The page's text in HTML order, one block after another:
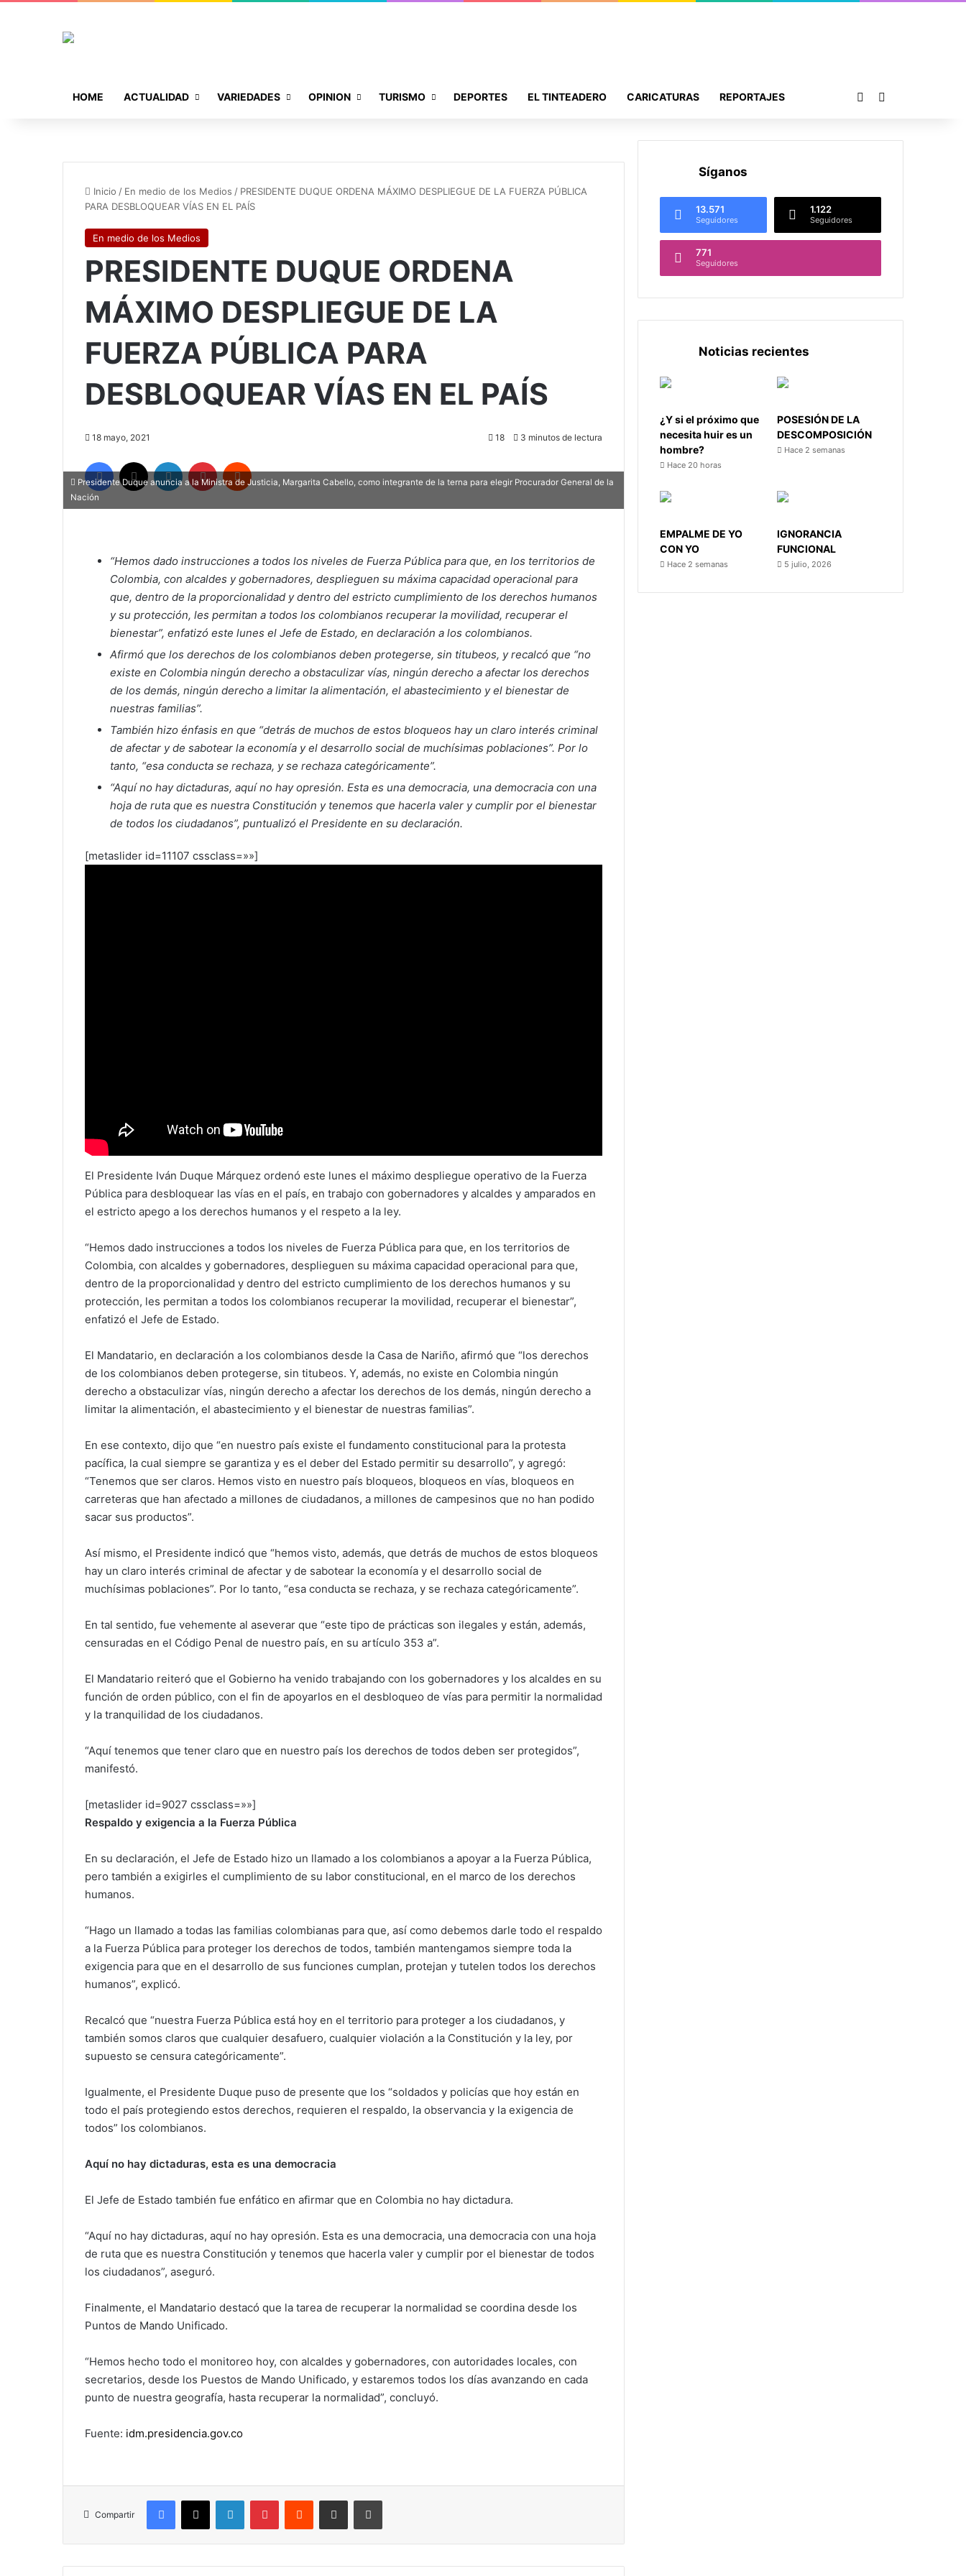
HOME ACTUALIDAD VARIEDADES OPINION TURISMO DEPORTES EL TINTEADERO CARICATURAS REPORTAJES Publicación al azar
Inicio / En medio de los Medios / PRESIDENTE DUQUE ORDENA MÁXIMO DESPLIEGUE DE LA FUERZA PÚBLICA
PARA DESBLOQUEAR VÍAS EN EL PAÍS
En medio de los Medios
PRESIDENTE DUQUE ORDENA
MÁXIMO DESPLIEGUE DE LA
FUERZA PÚBLICA PARA
DESBLOQUEAR VÍAS EN EL PAÍS
18 mayo, 2021 18 3 minutos de lectura
Facebook LinkedIn Pinterest
Presidente Duque anuncia a la Ministra de Justicia, Margarita Cabello, como integrante de la terna para elegir Procurador General de la
Nación
“Hemos dado instrucciones a todos los niveles de Fuerza Pública para que, en los territorios de
Colombia, con alcaldes y gobernadores, desplieguen su máxima capacidad operacional para
que, dentro de la proporcionalidad y dentro del estricto cumplimiento de los derechos humanos
y su protección, les permitan a todos los colombianos recuperar la movilidad, recuperar el
bienestar”, enfatizó este lunes el Jefe de Estado, en declaración a los colombianos.
Afirmó que los derechos de los colombianos deben protegerse, sin titubeos, y recalcó que “no
existe en Colombia ningún derecho a obstaculizar vías, ningún derecho a afectar los derechos
de los demás, ningún derecho a limitar la alimentación, el abastecimiento y el bienestar de
nuestras familias”.
También hizo énfasis en que “detrás de muchos de estos bloqueos hay un claro interés criminal
de afectar y de sabotear la economía y el desarrollo social de muchísimas poblaciones”. Por lo
tanto, “esa conducta se rechaza, y se rechaza categóricamente”.
“Aquí no hay dictaduras, aquí no hay opresión. Esta es una democracia, una democracia con una
hoja de ruta que es nuestra Constitución y tenemos que hacerla valer y cumplir por el bienestar
de todos los ciudadanos”, puntualizó el Presidente en su declaración.
[metaslider id=11107 cssclass=»»]
El Presidente Iván Duque Márquez ordenó este lunes el máximo despliegue operativo de la Fuerza
Pública para desbloquear las vías en el país, en trabajo con gobernadores y alcaldes y amparados en
el estricto apego a los derechos humanos y el respeto a la ley.
“Hemos dado instrucciones a todos los niveles de Fuerza Pública para que, en los territorios de
Colombia, con alcaldes y gobernadores, desplieguen su máxima capacidad operacional para que,
dentro de la proporcionalidad y dentro del estricto cumplimiento de los derechos humanos y su
protección, les permitan a todos los colombianos recuperar la movilidad, recuperar el bienestar”,
enfatizó el Jefe de Estado.
El Mandatario, en declaración a los colombianos desde la Casa de Nariño, afirmó que “los derechos
de los colombianos deben protegerse, sin titubeos. Y, además, no existe en Colombia ningún
derecho a obstaculizar vías, ningún derecho a afectar los derechos de los demás, ningún derecho a
limitar la alimentación, el abastecimiento y el bienestar de nuestras familias”.
En ese contexto, dijo que “en nuestro país existe el fundamento constitucional para la protesta
pacífica, la cual siempre se garantiza y es el deber del Estado permitir su desarrollo”, y agregó:
“Tenemos que ser claros. Hemos visto en nuestro país bloqueos, bloqueos en vías, bloqueos en
carreteras que han afectado a millones de ciudadanos, a millones de campesinos que no han podido
sacar sus productos”.
Así mismo, el Presidente indicó que “hemos visto, además, que detrás de muchos de estos bloqueos
hay un claro interés criminal de afectar y de sabotear la economía y el desarrollo social de
muchísimas poblaciones”. Por lo tanto, “esa conducta se rechaza, y se rechaza categóricamente”.
En tal sentido, fue vehemente al aseverar que “este tipo de prácticas son ilegales y están, además,
censuradas en el Código Penal de nuestro país, en su artículo 353 a”.
El Mandatario reiteró que el Gobierno ha venido trabajando con los gobernadores y los alcaldes en su
función de orden público, con el fin de apoyarlos en el desbloqueo de vías para permitir la normalidad
y la tranquilidad de los ciudadanos.
“Aquí tenemos que tener claro que en nuestro país los derechos de todos deben ser protegidos”,
manifestó.
[metaslider id=9027 cssclass=»»]
Respaldo y exigencia a la Fuerza Pública
En su declaración, el Jefe de Estado hizo un llamado a los colombianos a apoyar a la Fuerza Pública,
pero también a exigirles el cumplimiento de su labor constitucional, en el marco de los derechos
humanos.
“Hago un llamado a todas las familias colombianas para que, así como debemos darle todo el respaldo
a la Fuerza Pública para proteger los derechos de todos, también mantengamos siempre toda la
exigencia para que en el desarrollo de sus funciones cumplan, protejan y tutelen todos los derechos
humanos”, explicó.
Recalcó que “nuestra Fuerza Pública está hoy en el territorio para proteger a los ciudadanos, y
también somos claros que cualquier desafuero, cualquier violación a la Constitución y la ley, por
supuesto se censura categóricamente”.
Igualmente, el Presidente Duque puso de presente que los “soldados y policías que hoy están en
todo el país protegiendo estos derechos, requieren el respaldo, la observancia y la exigencia de
todos” los colombianos.
Aquí no hay dictaduras, esta es una democracia
El Jefe de Estado también fue enfático en afirmar que en Colombia no hay dictadura.
“Aquí no hay dictaduras, aquí no hay opresión. Esta es una democracia, una democracia con una hoja
de ruta que es nuestra Constitución y tenemos que hacerla valer y cumplir por el bienestar de todos
los ciudadanos”, aseguró.
Finalmente, el Mandatario destacó que la tarea de recuperar la normalidad se coordina desde los
Puntos de Mando Unificado.
“Hemos hecho todo el monitoreo hoy, con alcaldes y gobernadores, con autoridades locales, con
secretarios, desde los Puestos de Mando Unificado, y estaremos todos los días avanzando en cada
punto de nuestra geografía, hasta recuperar la normalidad”, concluyó.
Fuente: idm.presidencia.gov.co
Compartir
Facebook
X LinkedInPinterestReddit Compartir por correo electrónicoImprimir
Síganos
13.571
Seguidores
1.122
Seguidores
771
Seguidores
Noticias recientes
¿Y si el próximo que
necesita huir es un
hombre?
Hace 20 horas
POSESIÓN DE LA
DESCOMPOSICIÓN
Hace 2 semanas
EMPALME DE YO
CON YO
Hace 2 semanas
IGNORANCIA
FUNCIONAL
5 julio, 2026